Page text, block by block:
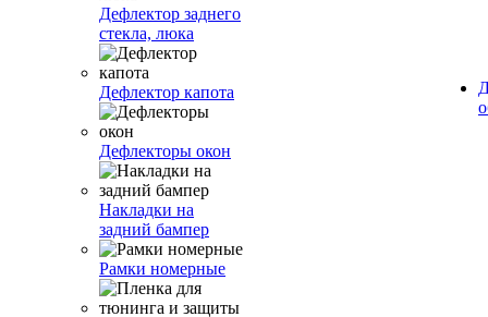
Дефлектор заднего
стекла, люка
Дефлектор капота
Дефлекторы окон
Накладки на
задний бампер
Рамки номерные